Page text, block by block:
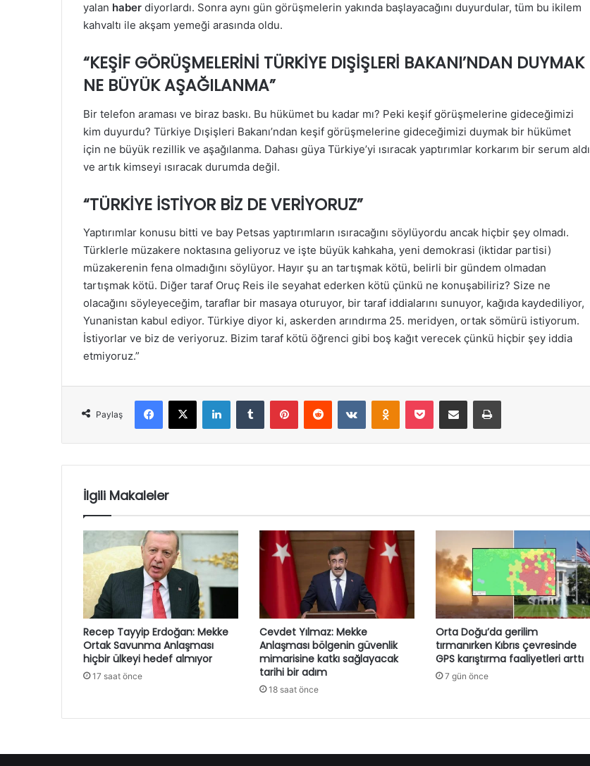
yalan haber diyorlardı. Sonra aynı gün görüşmelerin yakında başlayacağını duyurdular, tüm bu ikilem
kahvaltı ile akşam yemeği arasında oldu.
“KEŞİF GÖRÜŞMELERİNİ TÜRKİYE DIŞİŞLERİ BAKANI’NDAN DUYMAK
NE BÜYÜK AŞAĞILANMA”
Bir telefon araması ve biraz baskı. Bu hükümet bu kadar mı? Peki keşif görüşmelerine gideceğimizi
kim duyurdu? Türkiye Dışişleri Bakanı’ndan keşif görüşmelerine gideceğimizi duymak bir hükümet
için ne büyük rezillik ve aşağılanma. Dahası güya Türkiye’yi ısıracak yaptırımlar korkarım bir serum aldı
ve artık kimseyi ısıracak durumda değil.
“TÜRKİYE İSTİYOR BİZ DE VERİYORUZ”
Yaptırımlar konusu bitti ve bay Petsas yaptırımların ısıracağını söylüyordu ancak hiçbir şey olmadı.
Türklerle müzakere noktasına geliyoruz ve işte büyük kahkaha, yeni demokrasi (iktidar partisi)
müzakerenin fena olmadığını söylüyor. Hayır şu an tartışmak kötü, belirli bir gündem olmadan
tartışmak kötü. Diğer taraf Oruç Reis ile seyahat ederken kötü çünkü ne konuşabiliriz? Size ne
olacağını söyleyeceğim, taraflar bir masaya oturuyor, bir taraf iddialarını sunuyor, kağıda kaydediliyor,
Yunanistan kabul ediyor. Türkiye diyor ki, askerden arındırma 25. meridyen, ortak sömürü istiyorum.
İstiyorlar ve biz de veriyoruz. Bizim taraf kötü öğrenci gibi boş kağıt verecek çünkü hiçbir şey iddia
etmiyoruz.”
Paylaş
Facebook
X LinkedInTumblr PinterestReddit VKontakteOdnoklassniki
Pocket E-Posta ile paylaş Yazdır
İlgili Makaleler
Recep Tayyip Erdoğan: Mekke
Ortak Savunma Anlaşması
hiçbir ülkeyi hedef almıyor
17 saat önce
Cevdet Yılmaz: Mekke
Anlaşması bölgenin güvenlik
mimarisine katkı sağlayacak
tarihi bir adım
18 saat önce
Orta Doğu’da gerilim
tırmanırken Kıbrıs çevresinde
GPS karıştırma faaliyetleri arttı
7 gün önce